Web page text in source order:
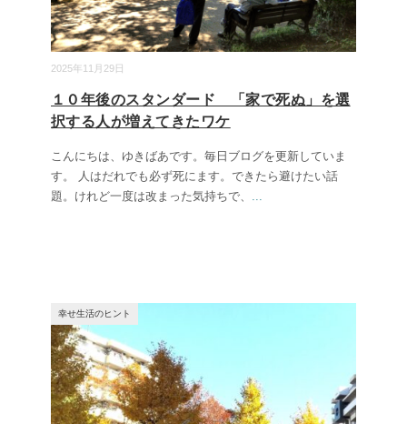
2025年11月29日
１０年後のスタンダード 「家で死ぬ」を選
択する人が増えてきたワケ
こんにちは、ゆきばあです。毎日ブログを更新していま
す。 人はだれでも必ず死にます。できたら避けたい話
題。けれど一度は改まった気持ちで、 ...
幸せ生活のヒント